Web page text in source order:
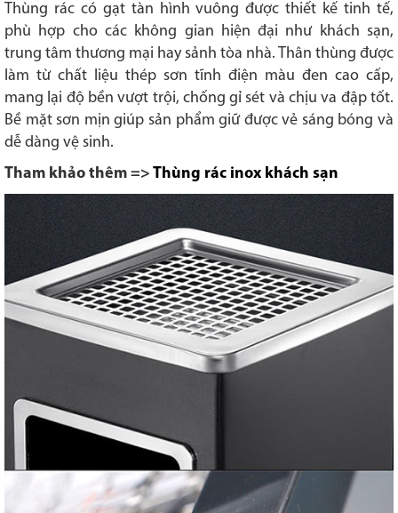
Thùng rác có gạt tàn hình vuông được thiết kế tinh tế,
phù hợp cho các không gian hiện đại như khách sạn,
trung tâm thương mại hay sảnh tòa nhà. Thân thùng được
làm từ chất liệu thép sơn tĩnh điện màu đen cao cấp,
mang lại độ bền vượt trội, chống gỉ sét và chịu va đập tốt.
Bề mặt sơn mịn giúp sản phẩm giữ được vẻ sáng bóng và
dễ dàng vệ sinh.
Tham khảo thêm => Thùng rác inox khách sạn